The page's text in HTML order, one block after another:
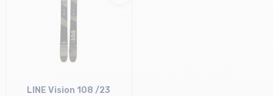
LINE Vision 108 /23